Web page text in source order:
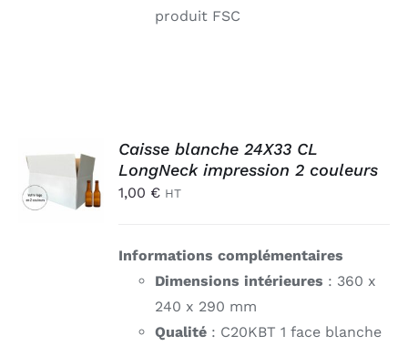
produit FSC
PANIER
/
Caisse blanche 24X33 CL
LongNeck impression 2 couleurs
1,00 € HT
Informations complémentaires
Dimensions intérieures : 360 x
240 x 290 mm
Qualité : C20KBT 1 face blanche